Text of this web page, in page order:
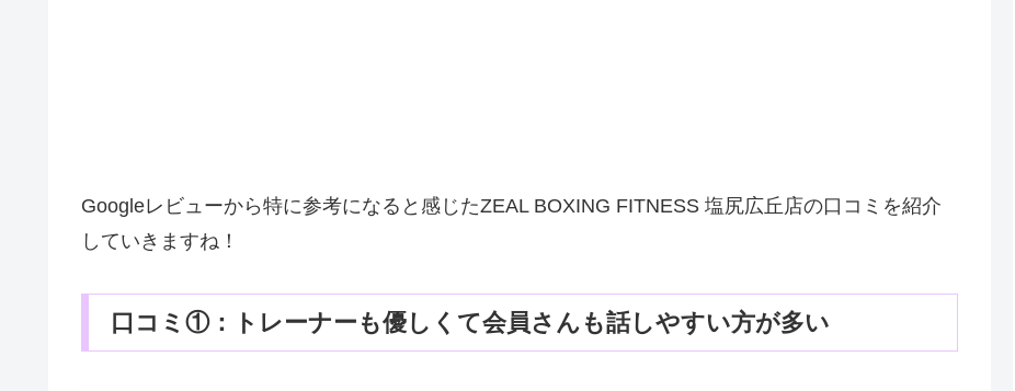
Googleレビューから特に参考になると感じたZEAL BOXING FITNESS 塩尻広丘店の口コミを紹介
していきますね！
口コミ①：トレーナーも優しくて会員さんも話しやすい方が多い